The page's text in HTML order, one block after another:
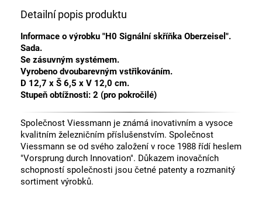
Detailní popis produktu
Informace o výrobku "H0 Signální skříňka Oberzeisel".
Sada.
Se zásuvným systémem.
Vyrobeno dvoubarevným vstřikováním.
D 12,7 x Š 6,5 x V 12,0 cm.
Stupeň obtížnosti: 2 (pro pokročilé)
Společnost Viessmann je známá inovativním a vysoce
kvalitním železničním příslušenstvím. Společnost
Viessmann se od svého založení v roce 1988 řídí heslem
"Vorsprung durch Innovation". Důkazem inovačních
schopností společnosti jsou četné patenty a rozmanitý
sortiment výrobků.